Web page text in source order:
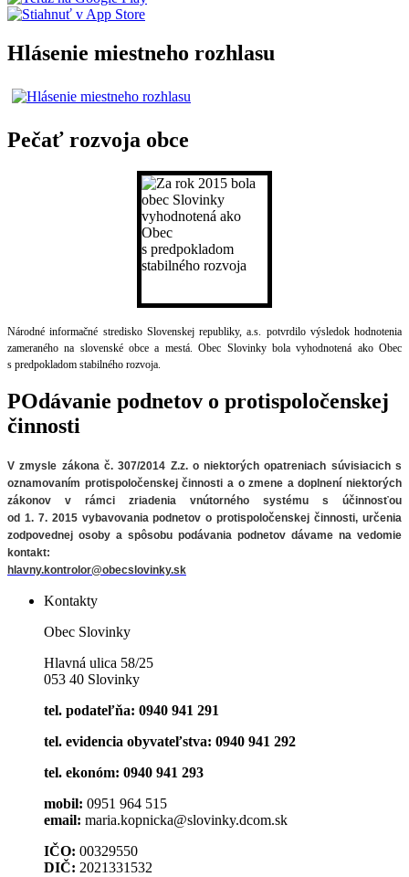
Hlásenie miestneho rozhlasu
Pečať rozvoja obce
Národné informačné stredisko Slovenskej republiky, a.s. potvrdilo výsledok hodnotenia
zameraného na slovenské obce a mestá. Obec Slovinky bola vyhodnotená ako Obec
s predpokladom stabilného rozvoja.
POdávanie podnetov o protispoločenskej
činnosti
V zmysle zákona č. 307/2014 Z.z. o niektorých opatreniach súvisiacich s
oznamovaním protispoločenskej činnosti a o zmene a doplnení niektorých
zákonov v rámci zriadenia vnútorného systému s účinnosťou
od 1. 7. 2015 vybavovania podnetov o protispoločenskej činnosti, určenia
zodpovednej osoby a spôsobu podávania podnetov dávame na vedomie
kontakt:
hlavny.kontrolor@obecslovinky.sk
Kontakty
Obec Slovinky
Hlavná ulica 58/25
053 40 Slovinky
tel. podateľňa: 0940 941 291
tel. evidencia obyvateľstva: 0940 941 292
tel. ekonóm: 0940 941 293
mobil: 0951 964 515
email: maria.kopnicka@slovinky.dcom.sk
IČO: 00329550
DIČ: 2021331532